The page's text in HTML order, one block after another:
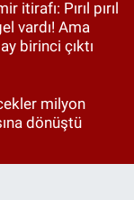
itirafı: Pırıl pırıl
vardı! Ama
birinci çıktı
milyon
dönüştü